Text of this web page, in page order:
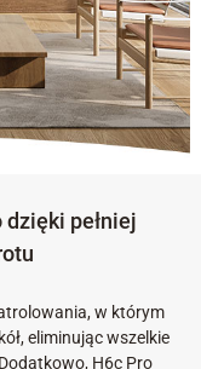
pełniej
w którym
eliminując wszelkie
H6c Pro